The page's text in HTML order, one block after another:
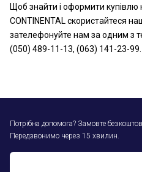
Щоб знайти і оформити купівлю
CONTINENTAL скористайтеся
зателефонуйте нам за одним з
(050) 489-11-13, (063) 141-23-99.
Потрібна допомога? Замовте
Передзвонимо через 15 хвилин.